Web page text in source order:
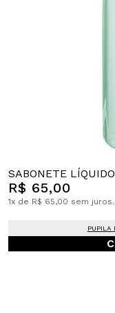
SABONETE
R$ 65,00
1x de R$ 65,00 sem juros.
PUPILA